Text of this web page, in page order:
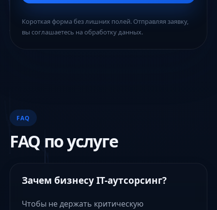
Короткая форма без лишних полей. Отправляя заявку,
вы соглашаетесь на обработку данных.
FAQ
FAQ по услуге
Зачем бизнесу IT-аутсорсинг?
Чтобы не держать критическую